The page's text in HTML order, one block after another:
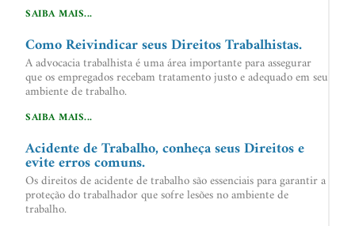
SAIBA MAIS...
Como Reivindicar seus Direitos Trabalhistas.
A advocacia trabalhista é uma área importante para assegurar
que os empregados recebam tratamento justo e adequado em seu
ambiente de trabalho.
SAIBA MAIS...
Acidente de Trabalho, conheça seus Direitos e
evite erros comuns.
Os direitos de acidente de trabalho são essenciais para garantir a
proteção do trabalhador que sofre lesões no ambiente de
trabalho.